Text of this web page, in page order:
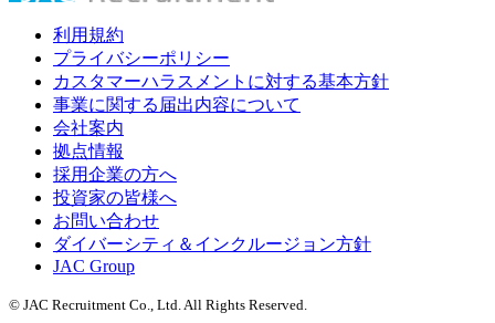
利用規約
プライバシーポリシー
カスタマーハラスメントに対する基本方針
事業に関する届出内容について
会社案内
拠点情報
採用企業の方へ
投資家の皆様へ
お問い合わせ
ダイバーシティ＆インクルージョン方針
JAC Group
© JAC Recruitment Co., Ltd. All Rights Reserved.